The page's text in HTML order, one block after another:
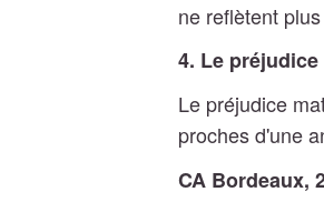
ne reflètent
4. Le
Le préjudice
proches d'une
CA Bordeaux,